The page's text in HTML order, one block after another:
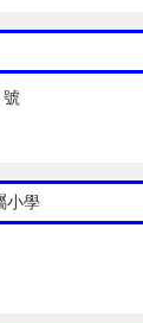
號
小學